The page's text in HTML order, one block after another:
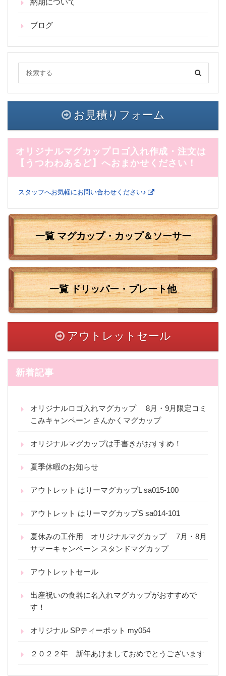
納期について
ブログ
お見積りフォーム
オリジナルマグカップロゴ入れ作成・注文は
【うつわわあるど】へおまかせください！
スタッフへお気軽にお問い合わせください♪
一覧 マグカップ・カップ＆ソーサー
一覧ドリッパー・プレート他
アウトレットセール
新着記事
オリジナルロゴ入れマグカップ 8月・9月限定コミ
こみキャンペーン さんかくマグカップ
オリジナルマグカップは手書きがおすすめ！
夏季休暇のお知らせ
アウトレット はりーマグカップL sa015-100
アウトレット はりーマグカップS sa014-101
夏休みの工作用 オリジナルマグカップ 7月・8月
サマーキャンペーン スタンドマグカップ
アウトレットセール
出産祝いの食器に名入れマグカップがおすすめで
す！
オリジナル SPティーポット my054
２０２２年 新年あけましておめでとうございます